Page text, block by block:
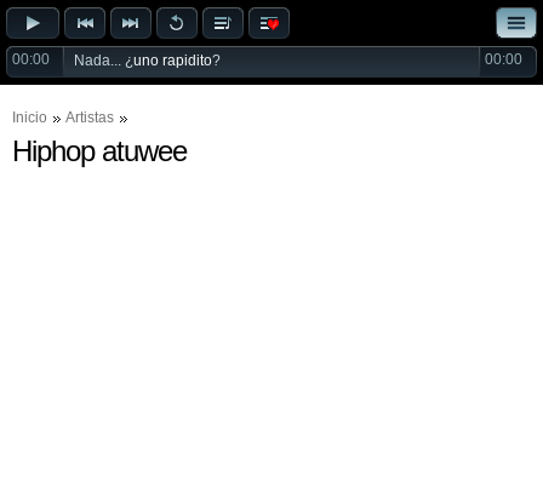
00:00 Nada... ¿uno rapidito? 00:00
Inicio Artistas
Hiphop atuwee